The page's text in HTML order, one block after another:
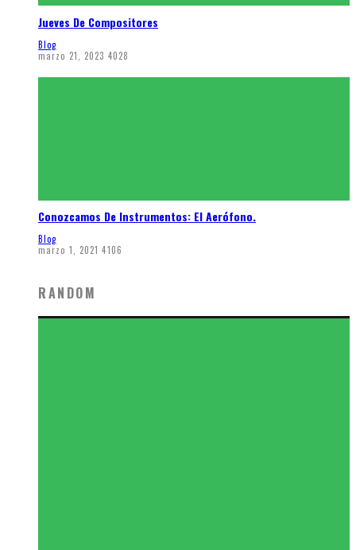
Jueves De Compositores
Blog
marzo 21, 2023 4028
Conozcamos De Instrumentos: El Aerófono.
Blog
marzo 1, 2021 4106
RANDOM